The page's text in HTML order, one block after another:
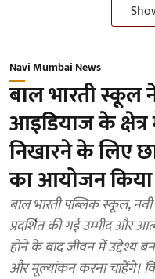
Navi Mumbai News
बाल भारती स्कूल
आइडियाज के
निखारने के लिए
का आयोजन
बाल भारती पब्लिक स्कूल,
प्रदर्शित की गई उम्मीद और
होने के बाद जीवन में उद्देश्य
और मूल्यांकन करना चाहेंगे।